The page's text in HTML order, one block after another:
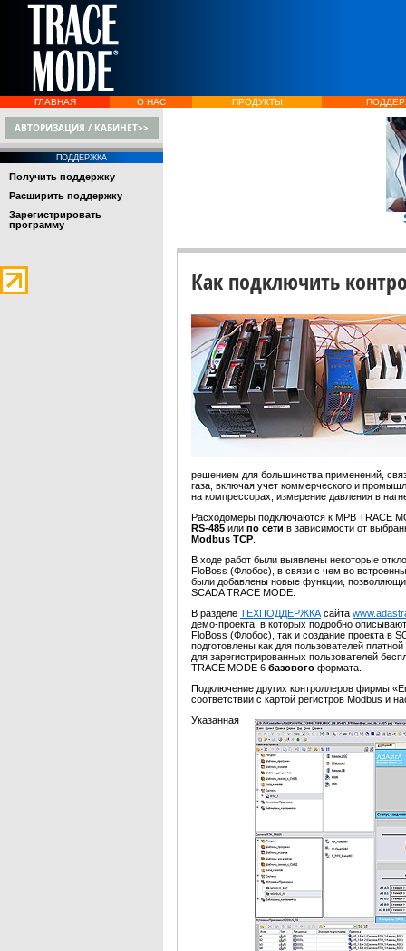
ГЛАВНАЯ О НАС ПРОДУКТЫ
АВТОРИЗАЦИЯ / КАБИНЕТ>>
ПОДДЕРЖКА
Получить поддержку
Расширить поддержку
Зарегистрировать
программу
Как подключить
решением для большинства применений,
газа, включая учет коммерческого и
на компрессорах, измерение давления в
Расходомеры подключаются к МРВ TRACE
RS-485 или по сети в зависимости от
Modbus TCP
В ходе работ были выявлены некоторые
FloBoss (Флобос), в связи с чем во
были добавлены новые функции,
SCADA TRACE MODE.
В разделе ТЕХПОДДЕРЖКА сайта
демо-проекта, в которых подробно
FloBoss (Флобос), так и создание проекта в
подготовлены как для пользователей платной
для зарегистрированных пользователей
TRACE MODE 6 базового формата.
Подключение других контроллеров фирмы
соответствии с картой регистров Modbus и
Указанная